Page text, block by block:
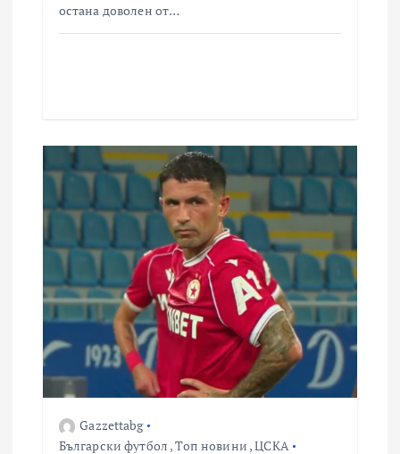
остана доволен от…
Gazzettabg
Български футбол ,Топ новини ,ЦСКА